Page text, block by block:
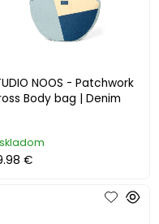
NOOS - Patchwork
Body bag | Denim
skladom
€